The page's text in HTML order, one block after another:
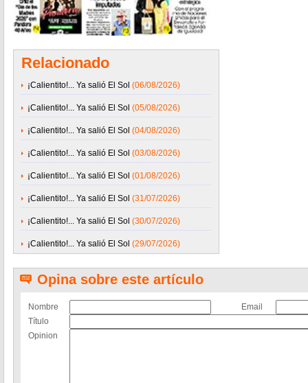
Relacionado
¡Calientito!... Ya salió El Sol (06/08/2026)
¡Calientito!... Ya salió El Sol (05/08/2026)
¡Calientito!... Ya salió El Sol (04/08/2026)
¡Calientito!... Ya salió El Sol (03/08/2026)
¡Calientito!... Ya salió El Sol (01/08/2026)
¡Calientito!... Ya salió El Sol (31/07/2026)
¡Calientito!... Ya salió El Sol (30/07/2026)
¡Calientito!... Ya salió El Sol (29/07/2026)
Opina sobre este artículo
Nombre
Email
Título
Opinion